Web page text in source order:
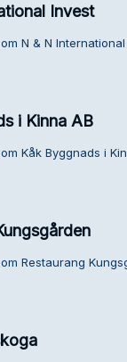
Invest
N & N
i Kinna AB
Kåk Byggnads i
Restaurang